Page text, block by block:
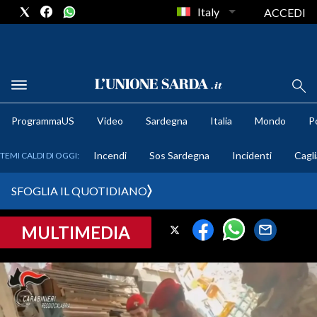
METEO
CRONACA SARDEGNA
PROVINCIA DI CAGLIARI
SULCIS IGLESIENTE
Italy ACCEDI
ProgrammaUS Video Sardegna Italia Mondo
TEMI CALDI DI OGGI: Incendi Sos Sardegna Incidenti
SFOGLIA IL QUOTIDIANO
MULTIMEDIA